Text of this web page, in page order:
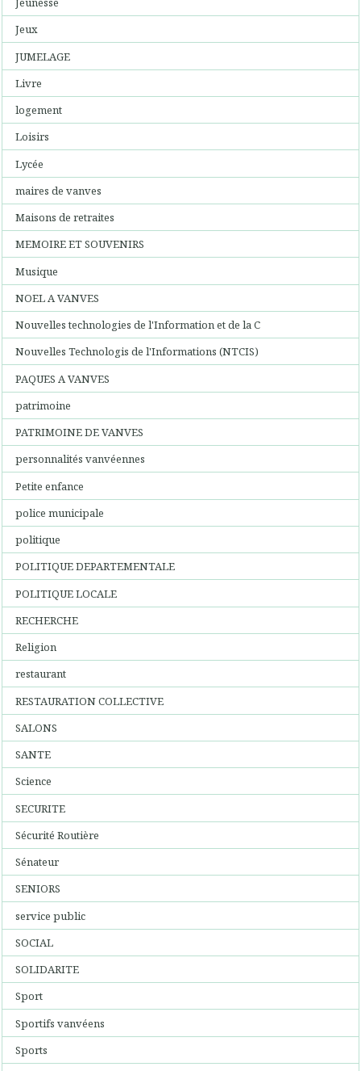
Jeux
JUMELAGE
Livre
logement
Loisirs
Lycée
maires de vanves
Maisons de retraites
MEMOIRE ET SOUVENIRS
Musique
NOEL A VANVES
Nouvelles technologies de l'Information et de la C
Nouvelles Technologis de l'Informations (NTCIS)
PAQUES A VANVES
patrimoine
PATRIMOINE DE VANVES
personnalités vanvéennes
Petite enfance
police municipale
politique
POLITIQUE DEPARTEMENTALE
POLITIQUE LOCALE
RECHERCHE
Religion
restaurant
RESTAURATION COLLECTIVE
SALONS
SANTE
Science
SECURITE
Sécurité Routière
Sénateur
SENIORS
service public
SOCIAL
SOLIDARITE
Sport
Sportifs vanvéens
Sports